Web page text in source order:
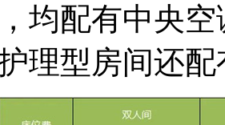
均配有中央
理型房间还